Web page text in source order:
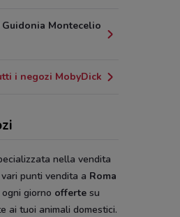
Montecelio
i negozi MobyDick
nella vendita
punti vendita a Roma
giorno offerte su
ai tuoi animali domestici.